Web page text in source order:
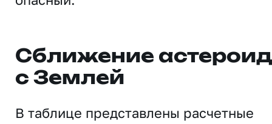
Сближение
с Землей
В таблице представлены расчетные